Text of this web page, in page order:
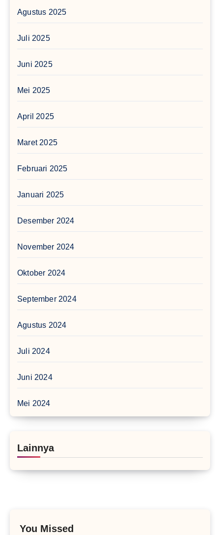
Agustus 2025
Juli 2025
Juni 2025
Mei 2025
April 2025
Maret 2025
Februari 2025
Januari 2025
Desember 2024
November 2024
Oktober 2024
September 2024
Agustus 2024
Juli 2024
Juni 2024
Mei 2024
Lainnya
You Missed